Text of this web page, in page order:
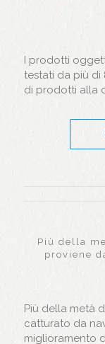
I prodotti
testati da più di
di prodotti alla
Più della
proviene
Più della metà
catturato da
miglioramento